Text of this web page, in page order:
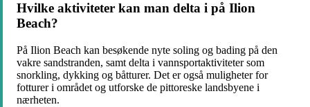
Hvilke aktiviteter kan man delta i på Ilion
Beach?
På Ilion Beach kan besøkende nyte soling og bading på den
vakre sandstranden, samt delta i vannsportaktiviteter som
snorkling, dykking og båtturer. Det er også muligheter for
fotturer i området og utforske de pittoreske landsbyene i
nærheten.